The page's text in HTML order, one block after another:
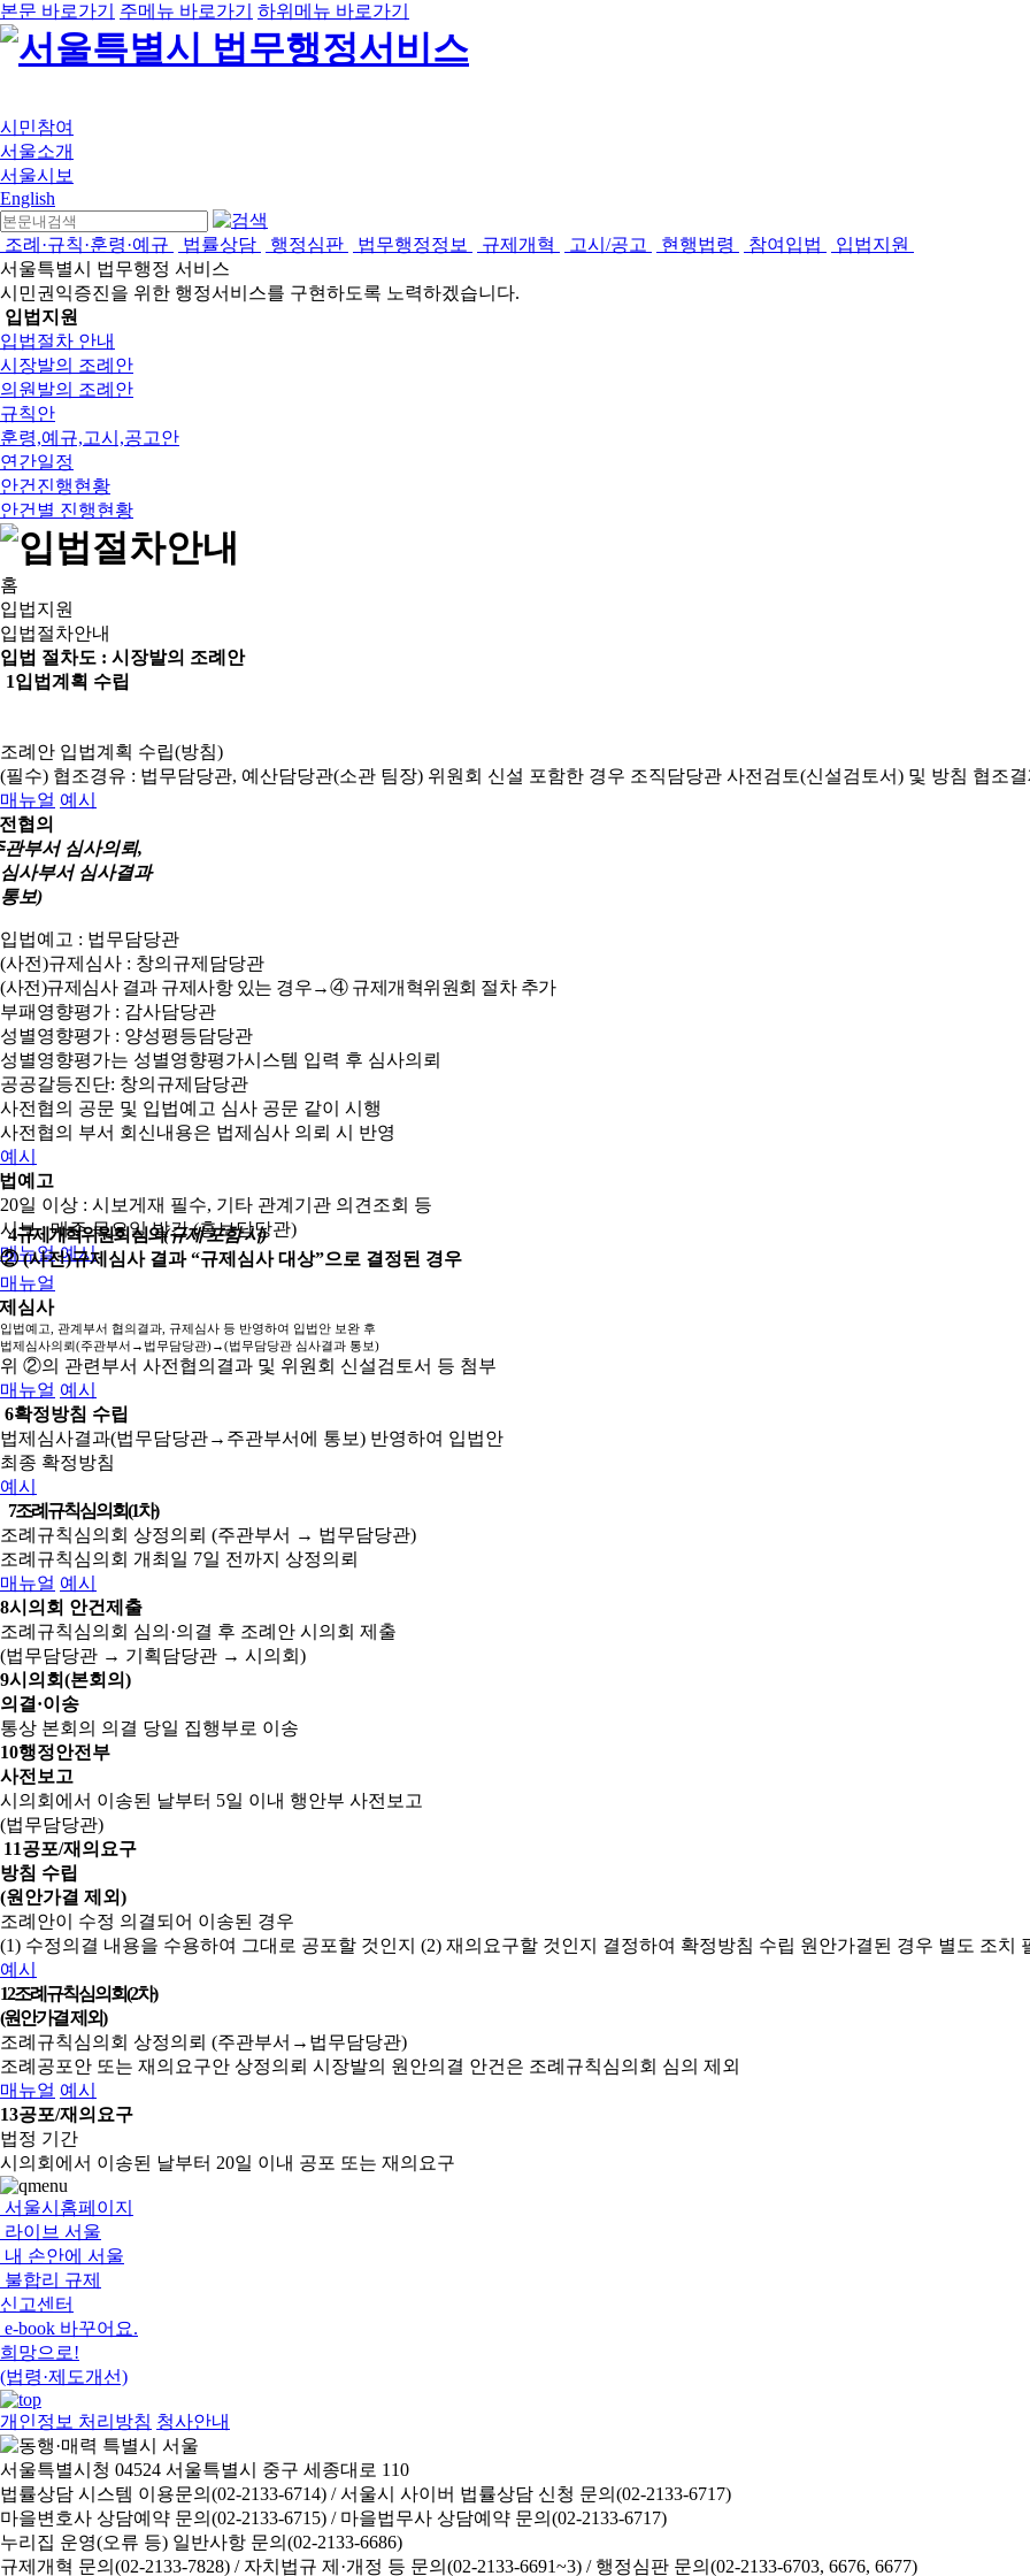
본문 바로가기 주메뉴 바로가기 하위메뉴 바로가기
시민참여
서울소개
서울시보
English
조례·규칙·훈령·예규 법률상담 행정심판 법무행정정보 규제개혁 고시/공고 현행법령 참여입법
입법지원
서울특별시 법무행정 서비스
시민권익증진을 위한 행정서비스를 구현하도록 노력하겠습니다.
입법지원
입법절차 안내
시장발의 조례안
의원발의 조례안
규칙안
훈령,예규,고시,공고안
연간일정
안건진행현황
안건별 진행현황
홈
입법지원
입법절차안내
입법 절차도 : 시장발의 조례안
1입법계획 수립
조례안 입법계획 수립(방침)
(필수) 협조경유 : 법무담당관, 예산담당관(소관 팀장) 위원회 신설 포함한 경우 조직담당관 사전검토(신설검토서) 및 방침 협조
매뉴얼 예시
협의
관부서 심사의뢰,
심사부서 심사결과
통보)
입법예고 : 법무담당관
(사전)규제심사 : 창의규제담당관
(사전)규제심사 결과 규제사항 있는 경우→④ 규제개혁위원회 절차 추가
부패영향평가 : 감사담당관
성별영향평가 : 양성평등담당관
성별영향평가는 성별영향평가시스템 입력 후 심사의뢰
공공갈등진단: 창의규제담당관
사전협의 공문 및 입법예고 심사 공문 같이 시행
사전협의 부서 회신내용은 법제심사 의뢰 시 반영
예시
예고
20일 이상 : 시보게재 필수, 기타 관계기관 의견조회 등
시보 : 매주 목요일 발간 (홍보담당관)
매뉴얼 예시
4규제개혁위원회 심의(규제 포함 시)
② (사전)규제심사 결과 “규제심사 대상”으로 결정된 경우
매뉴얼
심사
입법예고, 관계부서 협의결과, 규제심사 등 반영하여 입법안 보완 후
법제심사의뢰(주관부서→법무담당관)→(법무담당관 심사결과 통보)
위 ②의 관련부서 사전협의결과 및 위원회 신설검토서 등 첨부
매뉴얼 예시
6확정방침 수립
법제심사결과(법무담당관→주관부서에 통보) 반영하여 입법안
최종 확정방침
예시
7조례규칙심의회(1차)
조례규칙심의회 상정의뢰 (주관부서 → 법무담당관)
조례규칙심의회 개최일 7일 전까지 상정의뢰
매뉴얼 예시
8시의회 안건제출
조례규칙심의회 심의·의결 후 조례안 시의회 제출
(법무담당관 → 기획담당관 → 시의회)
9시의회(본회의)
의결·이송
통상 본회의 의결 당일 집행부로 이송
10행정안전부
사전보고
시의회에서 이송된 날부터 5일 이내 행안부 사전보고
(법무담당관)
11공포/재의요구
방침 수립
(원안가결 제외)
조례안이 수정 의결되어 이송된 경우
(1) 수정의결 내용을 수용하여 그대로 공포할 것인지 (2) 재의요구할 것인지 결정하여 확정방침 수립 원안가결된 경우 별도 조치
예시
12조례규칙심의회(2차)
(원안가결 제외)
조례규칙심의회 상정의뢰 (주관부서→법무담당관)
조례공포안 또는 재의요구안 상정의뢰 시장발의 원안의결 안건은 조례규칙심의회 심의 제외
매뉴얼 예시
13공포/재의요구
법정 기간
시의회에서 이송된 날부터 20일 이내 공포 또는 재의요구
서울시홈페이지
라이브 서울
내 손안에 서울
불합리 규제
신고센터
e-book 바꾸어요.
희망으로!
(법령·제도개선)
개인정보 처리방침 청사안내
서울특별시청 04524 서울특별시 중구 세종대로 110
법률상담 시스템 이용문의(02-2133-6714) /서울시 사이버 법률상담 신청 문의(02-2133-6717)
마을변호사 상담예약 문의(02-2133-6715) / 마을법무사 상담예약 문의(02-2133-6717)
누리집 운영(오류 등) 일반사항 문의(02-2133-6686)
규제개혁 문의(02-2133-7828) / 자치법규 제·개정 등 문의(02-2133-6691~3) / 행정심판 문의(02-2133-6703, 6676, 6677)